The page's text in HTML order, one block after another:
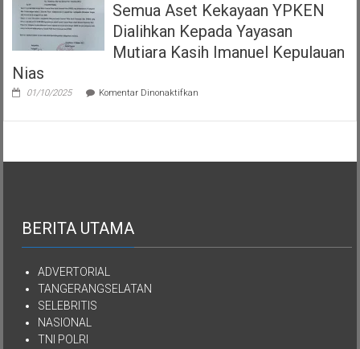
Semua Aset Kekayaan YPKEN
Dialihkan Kepada Yayasan
Mutiara Kasih Imanuel Kepulauan
Nias
01/10/2025 Komentar Dinonaktifkan
BERITA UTAMA
ADVERTORIAL
TANGERANGSELATAN
SELEBRITIS
NASIONAL
TNI POLRI